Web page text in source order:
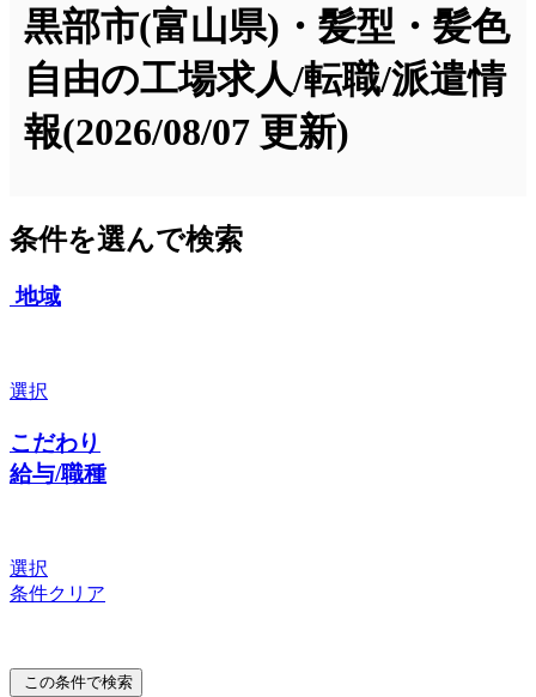
黒部市(富山県)・髪型・髪色
自由の工場求人/転職/派遣情
報(2026/08/07 更新)
条件を選んで検索
地域
選択
こだわり
給与/職種
選択
条件クリア
この条件で検索